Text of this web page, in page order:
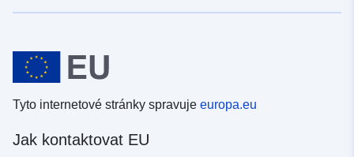
Tyto internetové stránky spravuje europa.eu
Jak kontaktovat EU